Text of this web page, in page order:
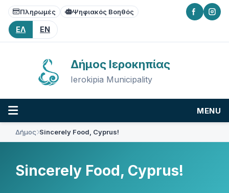
Skip
content
Skip
main
navigation
Skip
footer
Πληρωμές Ψηφιακός Βοηθός
ΕΛ EN
Δήμος Ιεροκηπίας
Ierokipia Municipality
MENU
Δήμος Sincerely Food, Cyprus!
Sincerely Food, Cyprus!